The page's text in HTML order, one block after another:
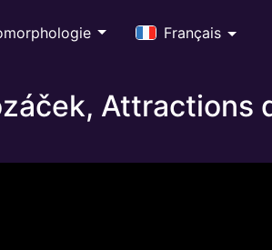
Français
Attractions